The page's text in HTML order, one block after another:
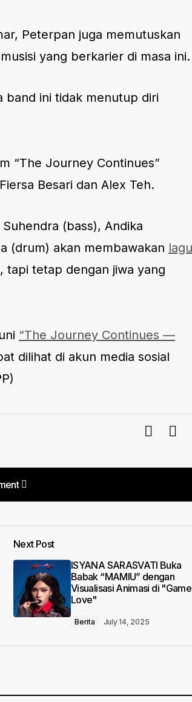
Peterpan juga memutuskan
yang berkarier di masa ini.
band ini tidak menutup diri
“The Journey Continues”
Besari dan Alex Teh.
(bass), Andika
(drum) akan membawakan
tapi tetap dengan jiwa yang
“The Journey Continues —
dilihat di akun media sosial
fields are marked*
Next Post
ISYANA SARASVATI Buka
Babak “MAMIU” dengan
Visualisasi Animasi di
Love"
Berita July 14, 2025